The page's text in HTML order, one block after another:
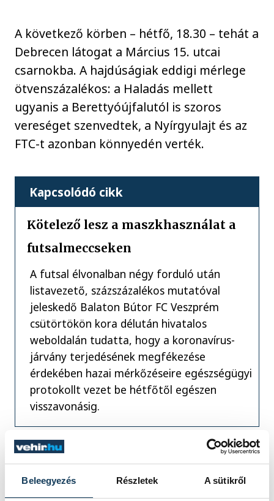
Beleegyezés Részletek A sütikről
A következő körben – hétfő, 18.30 – tehát a
Debrecen látogat a Március 15. utcai
csarnokba. A hajdúságiak eddigi mérlege
ötvenszázalékos: a Haladás mellett
ugyanis a Berettyóújfalutól is szoros
vereséget szenvedtek, a Nyírgyulajt és az
FTC-t azonban könnyedén verték.
Kapcsolódó cikk
Kötelező lesz a maszkhasználat a
futsalmeccseken
A futsal élvonalban négy forduló után
listavezető, százszázalékos mutatóval
jeleskedő Balaton Bútor FC Veszprém
csütörtökön kora délután hivatalos
weboldalán tudatta, hogy a koronavírus-
járvány terjedésének megfékezése
érdekében hazai mérkőzéseire egészségügyi
protokollt vezet be hétfőtől egészen
visszavonásig.
Az idei DEAC egy olyan